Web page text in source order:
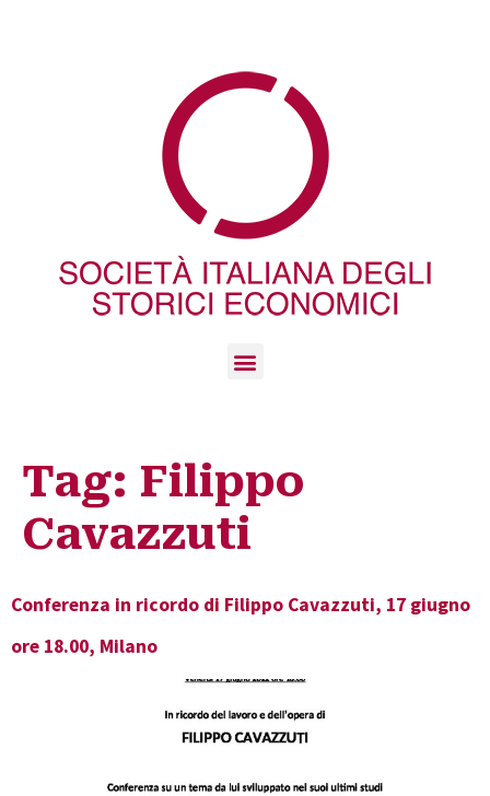
Tag: Filippo
Cavazzuti
Conferenza in ricordo di Filippo Cavazzuti, 17 giugno
ore 18.00, Milano